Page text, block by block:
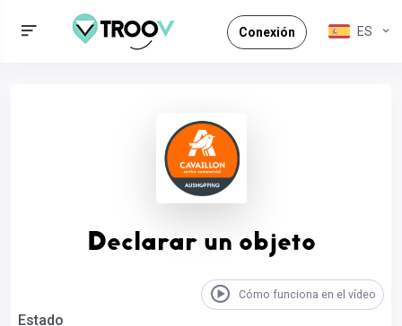
Conexión ES
Declarar un objeto
Cómo funciona en el vídeo
Estado